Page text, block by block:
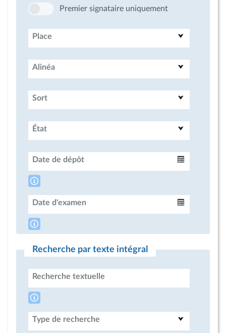
Premier signataire uniquement
Place
Alinéa
Sort
État
Date de dépôt
Date d'examen
Recherche par texte intégral
Recherche textuelle
Type de recherche